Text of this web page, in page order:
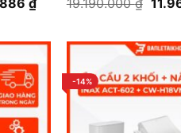
₫.
hiện
là:
-14%